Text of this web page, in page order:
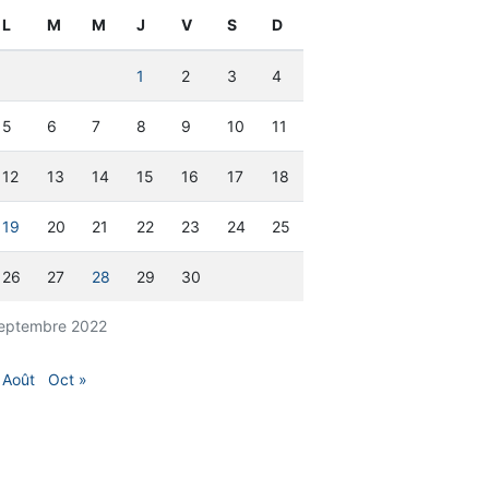
2022
L M M J V S D
1 2 3 4
5 6 7 8 9 10 11
12 13 14 15 16 17 18
19 20 21 22 23 24 25
26 27 28 29 30
Oct »